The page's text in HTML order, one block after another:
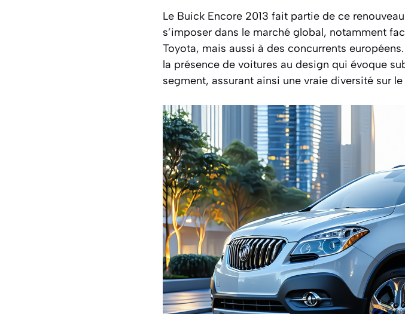
Le Buick Encore 2013 fait partie de ce
s’imposer dans le marché global, notamment
Toyota, mais aussi à des concurrents
la présence de voitures au design qui évoque
segment, assurant ainsi une vraie diversité sur le